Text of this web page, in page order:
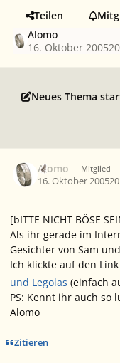
Teilen
Alomo
16. Oktober 2005
Neues Thema
Alomo Mitglied
16. Oktober 200520
[bITTE NICHT BÖSE
Als ihr gerade im
Gesichter von Sam
Ich klickte auf den
und Legolas (einfach
PS: Kennt ihr auch so
Alomo
Zitieren